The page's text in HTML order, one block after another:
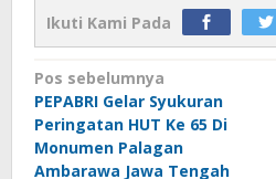
Ikuti Kami Pada
Navigasi
pos
Pos sebelumnya
PEPABRI Gelar Syukuran
Peringatan HUT Ke 65 Di
Monumen Palagan
Ambarawa Jawa Tengah